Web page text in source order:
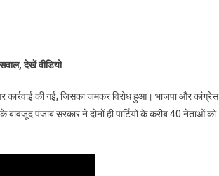
देखें वीडियो
कार्रवाई की गई, जिसका जमकर विरोध हुआ। भाजपा और कांग्रेस
पंजाब सरकार ने दोनों ही पार्टियों के करीब 40 नेताओं को